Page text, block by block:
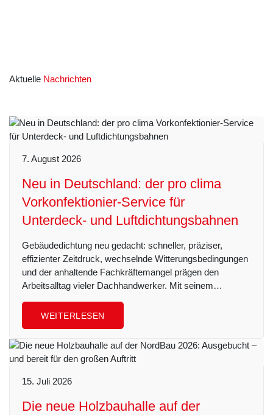
Aktuelle Nachrichten
7. August 2026
Neu in Deutschland: der pro clima
Vorkonfektionier-Service für
Unterdeck- und Luftdichtungsbahnen
Gebäudedichtung neu gedacht: schneller, präziser,
effizienter Zeitdruck, wechselnde Witterungsbedingungen
und der anhaltende Fachkräftemangel prägen den
Arbeitsalltag vieler Dachhandwerker. Mit seinem…
WEITERLESEN
15. Juli 2026
Die neue Holzbauhalle auf der